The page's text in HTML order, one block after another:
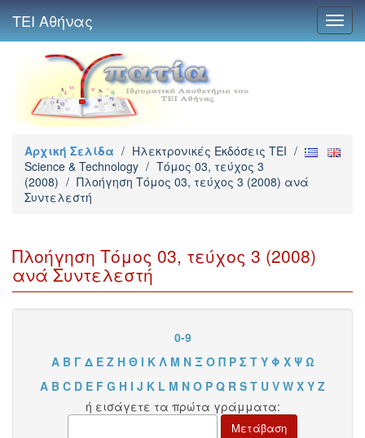
ΤΕΙ Αθήνας
Αρχική Σελίδα / Ηλεκτρονικές Εκδόσεις TEI /
Science & Technology / Τόμος 03, τεύχος 3
(2008) / Πλοήγηση Τόμος 03, τεύχος 3 (2008) ανά
Συντελεστή
Πλοήγηση Τόμος 03, τεύχος 3 (2008)
ανά Συντελεστή
0-9
Α Β Γ Δ Ε Ζ Η Θ Ι Κ Λ Μ Ν Ξ Ο Π Ρ Σ Τ Υ Φ Χ Ψ Ω
A B C D E F G H I J K L M N O P Q R S T U V W X Y Z
ή εισάγετε τα πρώτα γράμματα: